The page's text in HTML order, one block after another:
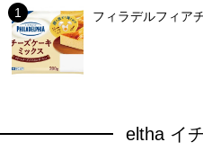
フィラデルフィア
eltha イ